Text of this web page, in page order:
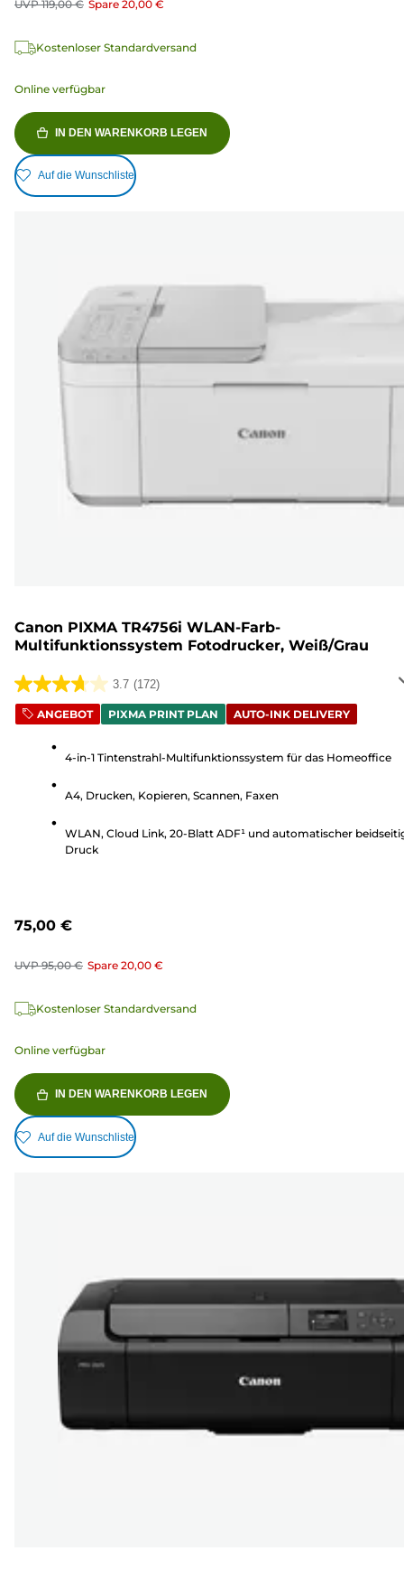
UVP119,00 € Spare 20,00 €
Kostenloser Standardversand
Online verfügbar
IN DEN WARENKORB LEGEN
Auf die Wunschliste
Canon PIXMA TR4756i WLAN-Farb-
Multifunktionssystem Fotodrucker, Weiß/Grau
3.7 (172)
3.7
von
Sternen.
Bewertungen
ANGEBOT PIXMA PRINT PLAN AUTO-INK DELIVERY
4-in-1 Tintenstrahl-Multifunktionssystem für das Homeoffice
A4, Drucken, Kopieren, Scannen, Faxen
WLAN, Cloud Link, 20-Blatt ADF¹ und automatischer
Druck
75,00 €
UVP95,00 € Spare 20,00 €
Kostenloser Standardversand
Online verfügbar
IN DEN WARENKORB LEGEN
Auf die Wunschliste